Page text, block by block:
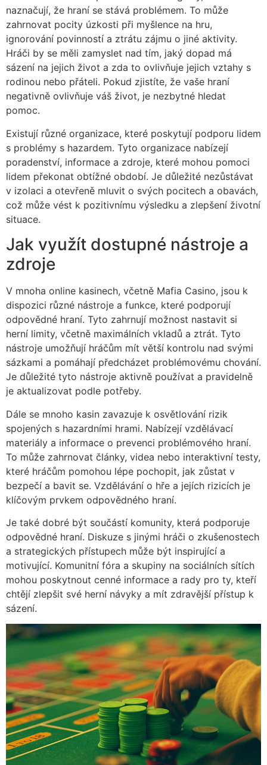
naznačují, že hraní se stává problémem. To může
zahrnovat pocity úzkosti při myšlence na hru,
ignorování povinností a ztrátu zájmu o jiné aktivity.
Hráči by se měli zamyslet nad tím, jaký dopad má
sázení na jejich život a zda to ovlivňuje jejich vztahy s
rodinou nebo přáteli. Pokud zjistíte, že vaše hraní
negativně ovlivňuje váš život, je nezbytné hledat
pomoc.
Existují různé organizace, které poskytují podporu lidem
s problémy s hazardem. Tyto organizace nabízejí
poradenství, informace a zdroje, které mohou pomoci
lidem překonat obtížné období. Je důležité nezůstávat
v izolaci a otevřeně mluvit o svých pocitech a obavách,
což může vést k pozitivnímu výsledku a zlepšení životní
situace.
Jak využít dostupné nástroje a
zdroje
V mnoha online kasinech, včetně Mafia Casino, jsou k
dispozici různé nástroje a funkce, které podporují
odpovědné hraní. Tyto zahrnují možnost nastavit si
herní limity, včetně maximálních vkladů a ztrát. Tyto
nástroje umožňují hráčům mít větší kontrolu nad svými
sázkami a pomáhají předcházet problémovému chování.
Je důležité tyto nástroje aktivně používat a pravidelně
je aktualizovat podle potřeby.
Dále se mnoho kasin zavazuje k osvětlování rizik
spojených s hazardními hrami. Nabízejí vzdělávací
materiály a informace o prevenci problémového hraní.
To může zahrnovat články, videa nebo interaktivní testy,
které hráčům pomohou lépe pochopit, jak zůstat v
bezpečí a bavit se. Vzdělávání o hře a jejích rizicích je
klíčovým prvkem odpovědného hraní.
Je také dobré být součástí komunity, která podporuje
odpovědné hraní. Diskuze s jinými hráči o zkušenostech
a strategických přístupech může být inspirující a
motivující. Komunitní fóra a skupiny na sociálních sítích
mohou poskytnout cenné informace a rady pro ty, kteří
chtějí zlepšit své herní návyky a mít zdravější přístup k
sázení.